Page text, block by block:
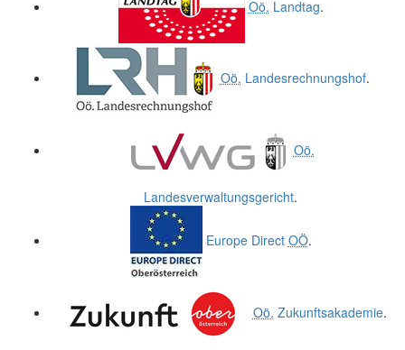
Oö. Landtag.
Oö. Landesrechnungshof.
Oö.
Landesverwaltungsgericht.
Europe Direct OÖ.
Oö. Zukunftsakademie.